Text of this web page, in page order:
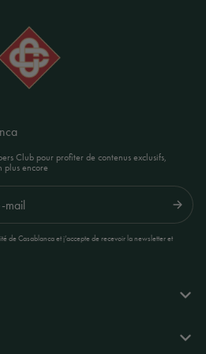
Club pour profiter de contenus exclusifs,
plus encore
Envoyer
de Casablanca et j’accepte de recevoir la newsletter et